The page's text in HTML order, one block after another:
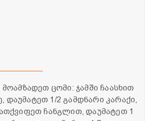
ცომი: ჯამში ჩაასხით
დაუმატეთ 1/2 გამდნარი კარაქი,
ათქვიფეთ ჩანგლით, დაუმატეთ 1